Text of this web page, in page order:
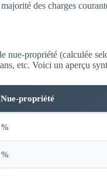
des charges
nue-propriété (calculée
etc. Voici un aperçu
propriété